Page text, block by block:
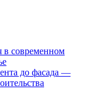
в современном
до фасада —